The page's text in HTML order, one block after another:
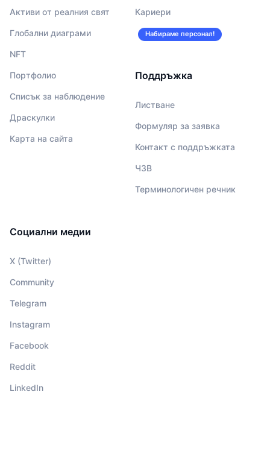
Активи от реалния свят
Глобални диаграми
NFT
Портфолио
Списък за наблюдение
Драскулки
Карта на сайта
Кариери
Набираме персонал!
Поддръжка
Листване
Формуляр за заявка
Контакт с поддръжката
ЧЗВ
Терминологичен речник
Социални медии
X (Twitter)
Community
Telegram
Instagram
Facebook
Reddit
LinkedIn